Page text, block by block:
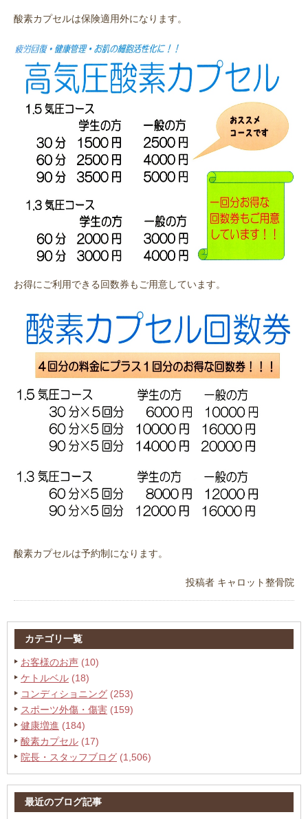
酸素カプセルは保険適用外になります。
お得にご利用できる回数券もご用意しています。
酸素カプセルは予約制になります。
投稿者 キャロット整骨院
カテゴリ一覧
お客様のお声 (10)
ケトルベル (18)
コンディショニング (253)
スポーツ外傷・傷害 (159)
健康増進 (184)
酸素カプセル (17)
院長・スタッフブログ (1,506)
最近のブログ記事